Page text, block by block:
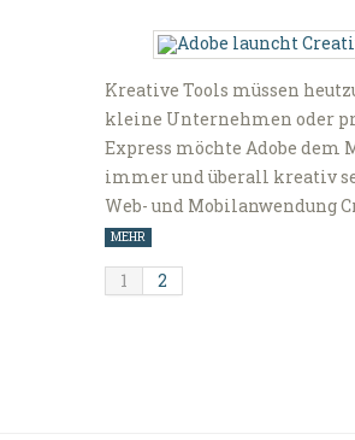
Kreative Tools müssen
kleine Unternehmen oder
Express möchte Adobe
immer und überall kreativ
Web- und Mobilanwendung
MEHR
1 2